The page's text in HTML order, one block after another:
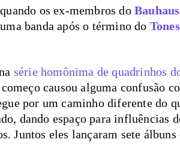
os ex-membros doBauhaus
banda após o término do
série homônima de quadrinhos
causou alguma confusão
por um caminho diferente do
dando espaço para influências
Juntos eles lançaram sete álbuns